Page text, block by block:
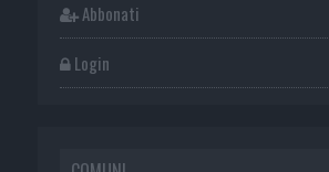
Abbonati
Login